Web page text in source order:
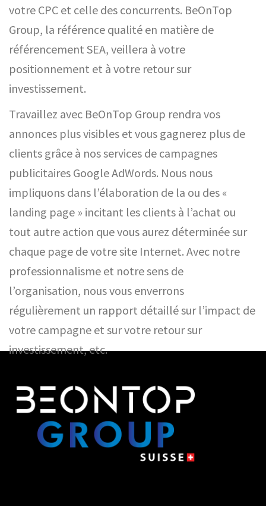
votre CPC et celle des concurrents. BeOnTop
Group, la référence qualité en matière de
référencement SEA, veillera à votre
positionnement et à votre retour sur
investissement.
Travaillez avec BeOnTop Group rendra vos
annonces plus visibles et vous gagnerez plus de
clients grâce à nos services de campagnes
publicitaires Google AdWords. Nous nous
impliquons dans l’élaboration de la ou des «
landing page » incitant les clients à l’achat ou
tout autre action que vous aurez déterminée sur
chaque page de votre site Internet. Avec notre
professionnalisme et notre sens de
l’organisation, nous vous enverrons
régulièrement un rapport détaillé sur l’impact de
votre campagne et sur votre retour sur
investissement, etc.